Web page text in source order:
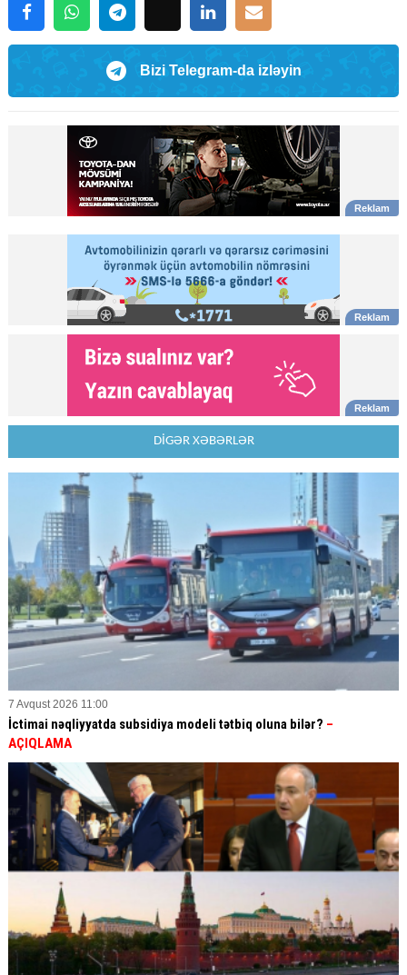
Bizi Telegram-da izləyin
DİGƏR XƏBƏRLƏR
7 Avqust 2026 11:00
İctimai nəqliyyatda subsidiya modeli tətbiq oluna bilər? –
AÇIQLAMA